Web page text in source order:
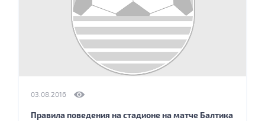
03.08.2016
Правила поведения на стадионе на матче Балтика